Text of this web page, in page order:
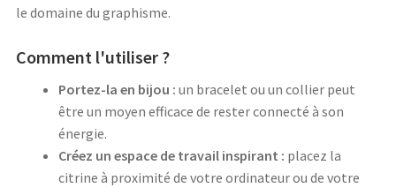
le domaine du graphisme.
Comment l'utiliser ?
Portez-la en bijou : un bracelet ou un collier peut
être un moyen efficace de rester connecté à son
énergie.
Créez un espace de travail inspirant : placez la
citrine à proximité de votre ordinateur ou de votre